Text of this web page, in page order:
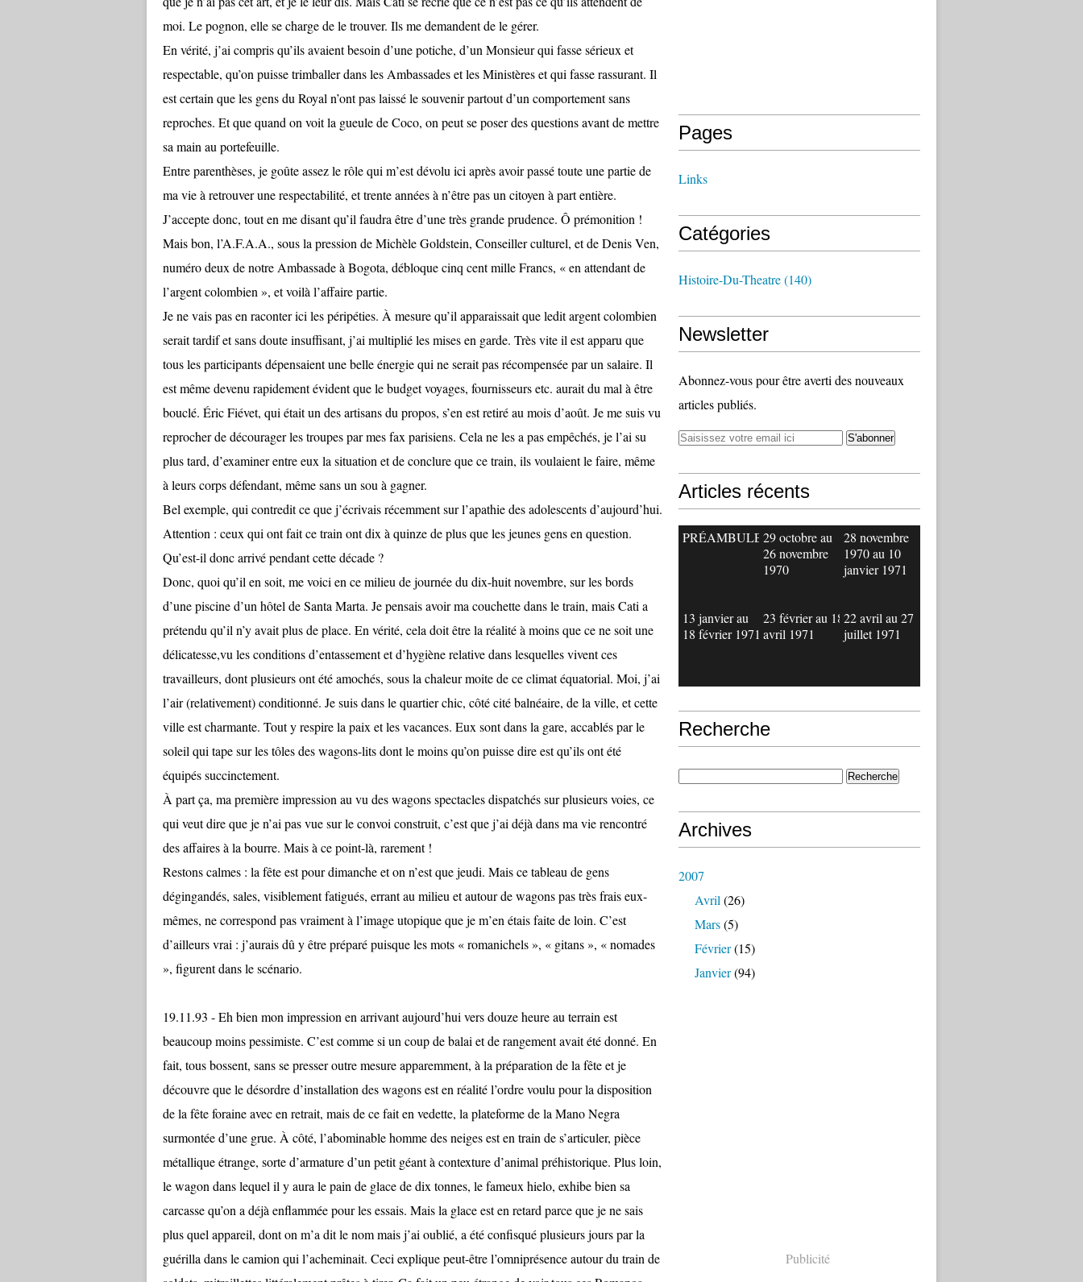
moi. Le pognon, elle se charge de le trouver. Ils me demandent de le gérer.
En vérité, j’ai compris qu’ils avaient besoin d’une potiche, d’un Monsieur qui fasse sérieux et
respectable, qu’on puisse trimballer dans les Ambassades et les Ministères et qui fasse rassurant. Il
est certain que les gens du Royal n’ont pas laissé le souvenir partout d’un comportement sans
reproches. Et que quand on voit la gueule de Coco, on peut se poser des questions avant de mettre
sa main au portefeuille.
Entre parenthèses, je goûte assez le rôle qui m’est dévolu ici après avoir passé toute une partie de
ma vie à retrouver une respectabilité, et trente années à n’être pas un citoyen à part entière.
J’accepte donc, tout en me disant qu’il faudra être d’une très grande prudence. Ô prémonition !
Mais bon, l’A.F.A.A., sous la pression de Michèle Goldstein, Conseiller culturel, et de Denis Ven,
numéro deux de notre Ambassade à Bogota, débloque cinq cent mille Francs, « en attendant de
l’argent colombien », et voilà l’affaire partie.
Je ne vais pas en raconter ici les péripéties. À mesure qu’il apparaissait que ledit argent colombien
serait tardif et sans doute insuffisant, j’ai multiplié les mises en garde. Très vite il est apparu que
tous les participants dépensaient une belle énergie qui ne serait pas récompensée par un salaire. Il
est même devenu rapidement évident que le budget voyages, fournisseurs etc. aurait du mal à être
bouclé. Éric Fiévet, qui était un des artisans du propos, s’en est retiré au mois d’août. Je me suis vu
reprocher de décourager les troupes par mes fax parisiens. Cela ne les a pas empêchés, je l’ai su
plus tard, d’examiner entre eux la situation et de conclure que ce train, ils voulaient le faire, même
à leurs corps défendant, même sans un sou à gagner.
Bel exemple, qui contredit ce que j’écrivais récemment sur l’apathie des adolescents d’aujourd’hui.
Attention : ceux qui ont fait ce train ont dix à quinze de plus que les jeunes gens en question.
Qu’est-il donc arrivé pendant cette décade ?
Donc, quoi qu’il en soit, me voici en ce milieu de journée du dix-huit novembre, sur les bords
d’une piscine d’un hôtel de Santa Marta. Je pensais avoir ma couchette dans le train, mais Cati a
prétendu qu’il n’y avait plus de place. En vérité, cela doit être la réalité à moins que ce ne soit une
délicatesse,vu les conditions d’entassement et d’hygiène relative dans lesquelles vivent ces
travailleurs, dont plusieurs ont été amochés, sous la chaleur moite de ce climat équatorial. Moi, j’ai
l’air (relativement) conditionné. Je suis dans le quartier chic, côté cité balnéaire, de la ville, et cette
ville est charmante. Tout y respire la paix et les vacances. Eux sont dans la gare, accablés par le
soleil qui tape sur les tôles des wagons-lits dont le moins qu’on puisse dire est qu’ils ont été
équipés succinctement.
À part ça, ma première impression au vu des wagons spectacles dispatchés sur plusieurs voies, ce
qui veut dire que je n’ai pas vue sur le convoi construit, c’est que j’ai déjà dans ma vie rencontré
des affaires à la bourre. Mais à ce point-là, rarement !
Restons calmes : la fête est pour dimanche et on n’est que jeudi. Mais ce tableau de gens
dégingandés, sales, visiblement fatigués, errant au milieu et autour de wagons pas très frais eux-
mêmes, ne correspond pas vraiment à l’image utopique que je m’en étais faite de loin. C’est
d’ailleurs vrai : j’aurais dû y être préparé puisque les mots « romanichels », « gitans », « nomades
», figurent dans le scénario.
19.11.93 - Eh bien mon impression en arrivant aujourd’hui vers douze heure au terrain est
beaucoup moins pessimiste. C’est comme si un coup de balai et de rangement avait été donné. En
fait, tous bossent, sans se presser outre mesure apparemment, à la préparation de la fête et je
découvre que le désordre d’installation des wagons est en réalité l’ordre voulu pour la disposition
de la fête foraine avec en retrait, mais de ce fait en vedette, la plateforme de la Mano Negra
surmontée d’une grue. À côté, l’abominable homme des neiges est en train de s’articuler, pièce
métallique étrange, sorte d’armature d’un petit géant à contexture d’animal préhistorique. Plus loin,
le wagon dans lequel il y aura le pain de glace de dix tonnes, le fameux hielo, exhibe bien sa
carcasse qu’on a déjà enflammée pour les essais. Mais la glace est en retard parce que je ne sais
plus quel appareil, dont on m’a dit le nom mais j’ai oublié, a été confisqué plusieurs jours par la
guérilla dans le camion qui l’acheminait. Ceci explique peut-être l’omniprésence autour du train de
Pages
Links
Catégories
Histoire-Du-Theatre(140)
Newsletter
Abonnez-vous pour être averti des nouveaux
articles publiés.
Articles récents
PRÉAMBULE 29 octobre au
26 novembre
1970
28 novembre
1970 au 10
janvier 1971
13 janvier au
18 février 1971
23 février au 18
avril 1971
22 avril au 27
juillet 1971
Recherche
Archives
2007
Avril (26)
Mars(5)
Février(15)
Janvier(94)
Publicité